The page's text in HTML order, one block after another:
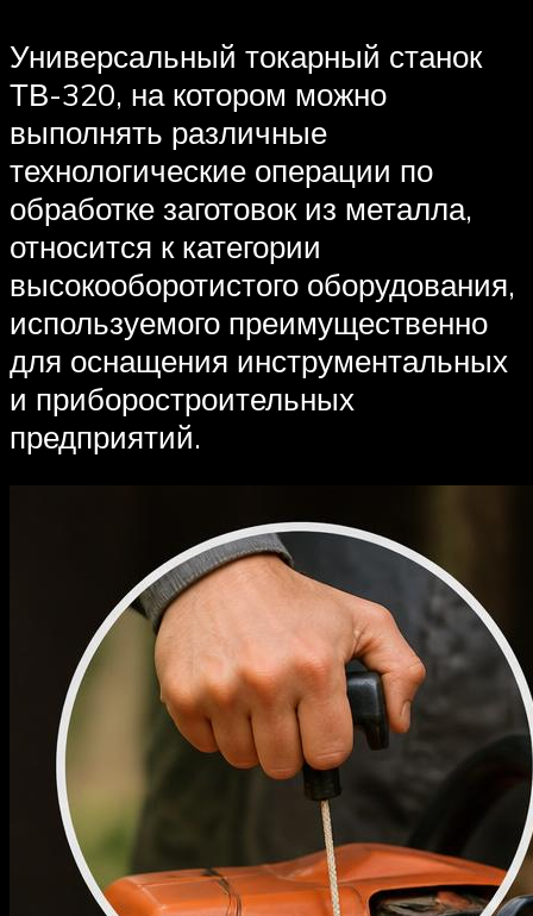
Универсальный токарный станок
ТВ-320, на котором можно
выполнять различные
технологические операции по
обработке заготовок из металла,
относится к категории
высокооборотистого оборудования,
используемого преимущественно
для оснащения инструментальных
и приборостроительных
предприятий.